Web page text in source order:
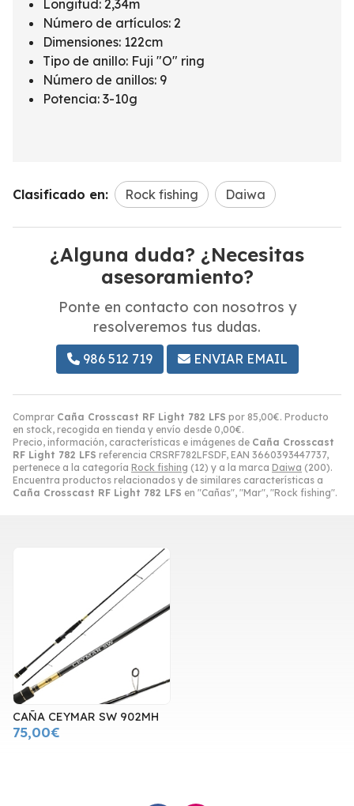
Comprar Caña Crosscast RF Light 782 LFS por 85,00€. Producto
en stock, recogida en tienda y envío desde 0,00€.
Precio, información, características e imágenes de Caña Crosscast
RF Light 782 LFS referencia CRSRF782LFSDF, EAN 3660393447737,
pertenece a la categoría Rock fishing (12) y a la marca Daiwa (200).
Encuentra productos relacionados y de similares características a
Caña Crosscast RF Light 782 LFS en "Cañas", "Mar", "Rock fishing".
Longitud: 2,34m
Número de artículos: 2
Dimensiones: 122cm
Tipo de anillo: Fuji "O" ring
Número de anillos: 9
Potencia: 3-10g
Clasificado en: Rock fishing Daiwa
¿Alguna duda? ¿Necesitas
asesoramiento?
Ponte en contacto con nosotros y
resolveremos tus dudas.
986 512 719 ENVIAR EMAIL
CAÑA CEYMAR SW 902MH
75,00€